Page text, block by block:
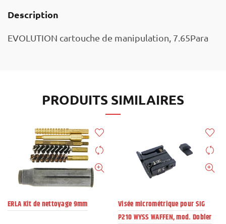
Description
EVOLUTION cartouche de manipulation, 7.65Para
PRODUITS SIMILAIRES
ERLA Kit de nettoyage 9mm
Visée micrométrique pour SIG
P210 WYSS WAFFEN, mod. Dobler